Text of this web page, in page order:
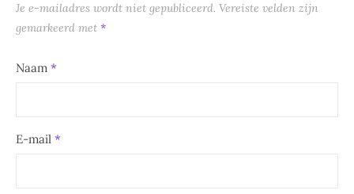
Je e-mailadres wordt niet gepubliceerd. Vereiste velden zijn
gemarkeerd met *
Naam *
E-mail *